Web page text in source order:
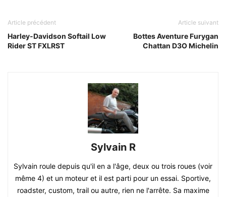
Article précédent
Harley-Davidson Softail Low
Rider ST FXLRST
Article suivant
Bottes Aventure Furygan
Chattan D3O Michelin
Sylvain R
Sylvain roule depuis qu'il en a l'âge, deux ou trois roues (voir
même 4) et un moteur et il est parti pour un essai. Sportive,
roadster, custom, trail ou autre, rien ne l'arrête. Sa maxime